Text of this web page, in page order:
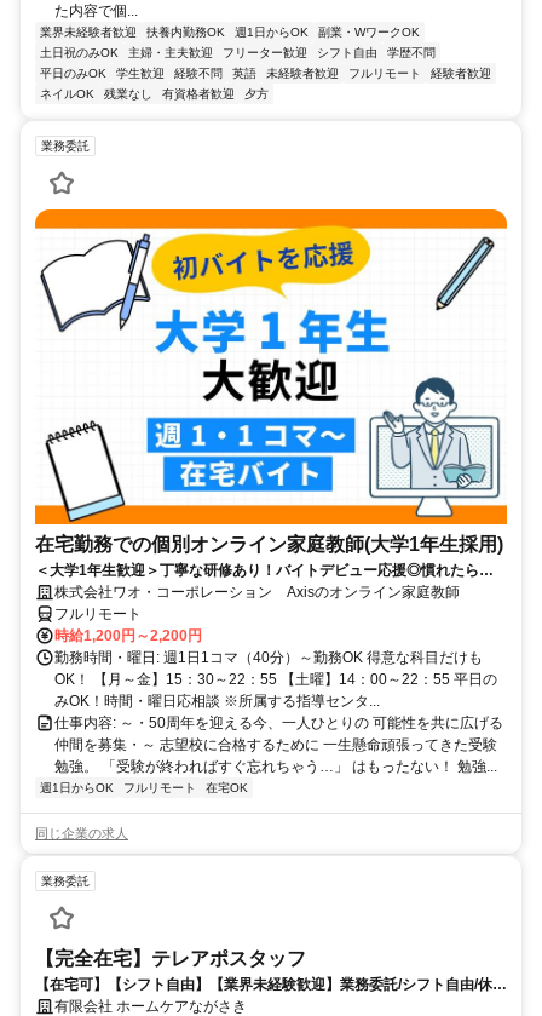
た内容で個...
業界未経験者歓迎 扶養内勤務OK 週1日からOK
副業・WワークOK
土日祝のみOK
主婦・主夫歓迎 フリーター歓迎 シフト自由
学歴不問
平日のみOK
学生歓迎 経験不問 英語 未経験者歓迎 フルリモート
経験者歓迎
ネイルOK
残業なし 有資格者歓迎 夕方
業務委託
在宅勤務での個別オンライン家庭教師(大学1年生採用)
＜大学1年生歓迎＞丁寧な研修あり！バイトデビュー応援◎慣れたらお
家でラクラクのリモートバイト☆
株式会社ワオ・コーポレーション Axisのオンライン家庭教師
フルリモート
時給1,200円～2,200円
勤務時間・曜日: 週1日1コマ（40分）～勤務OK 得意な科目だけも
OK！ 【月～金】15：30～22：55 【土曜】14：00～22：55 平日の
みOK！時間・曜日応相談 ※所属する指導センタ...
仕事内容: ～・50周年を迎える今、一人ひとりの 可能性を共に広げる
仲間を募集・～ 志望校に合格するために 一生懸命頑張ってきた受験
勉強。 「受験が終わればすぐ忘れちゃう…」 はもったない！ 勉強...
週1日からOK フルリモート 在宅OK
同じ企業の求人
業務委託
【完全在宅】テレアポスタッフ
【在宅可】【シフト自由】【業界未経験歓迎】業務委託/シフト自由/休日
自由/勤務時間自由
有限会社 ホームケアながさき